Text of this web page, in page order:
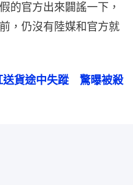
的官方出來闢謠一下，
，仍沒有陸媒和官方就
貨途中失蹤　驚曝被殺